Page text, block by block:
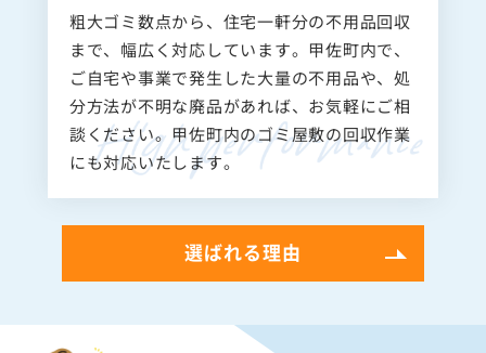
粗大ゴミ数点から、住宅一軒分の不用品回収
まで、幅広く対応しています。甲佐町内で、
ご自宅や事業で発生した大量の不用品や、処
分方法が不明な廃品があれば、お気軽にご相
談ください。甲佐町内のゴミ屋敷の回収作業
にも対応いたします。
選ばれる理由